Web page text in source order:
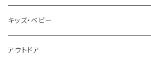
キッズ・ベビー
アウトドア